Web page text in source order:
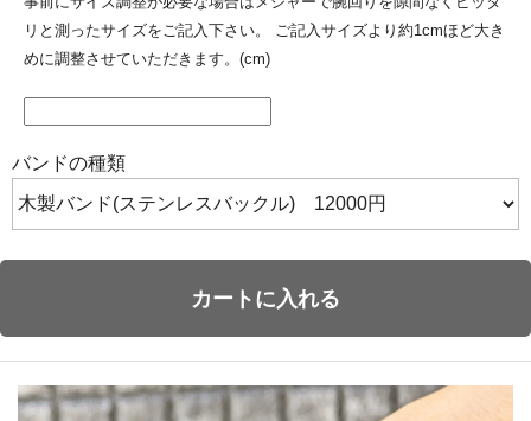
リと測ったサイズをご記入下さい。 ご記入サイズより約1cmほど大き
めに調整させていただきます。(cm)
バンドの種類
カートに入れる